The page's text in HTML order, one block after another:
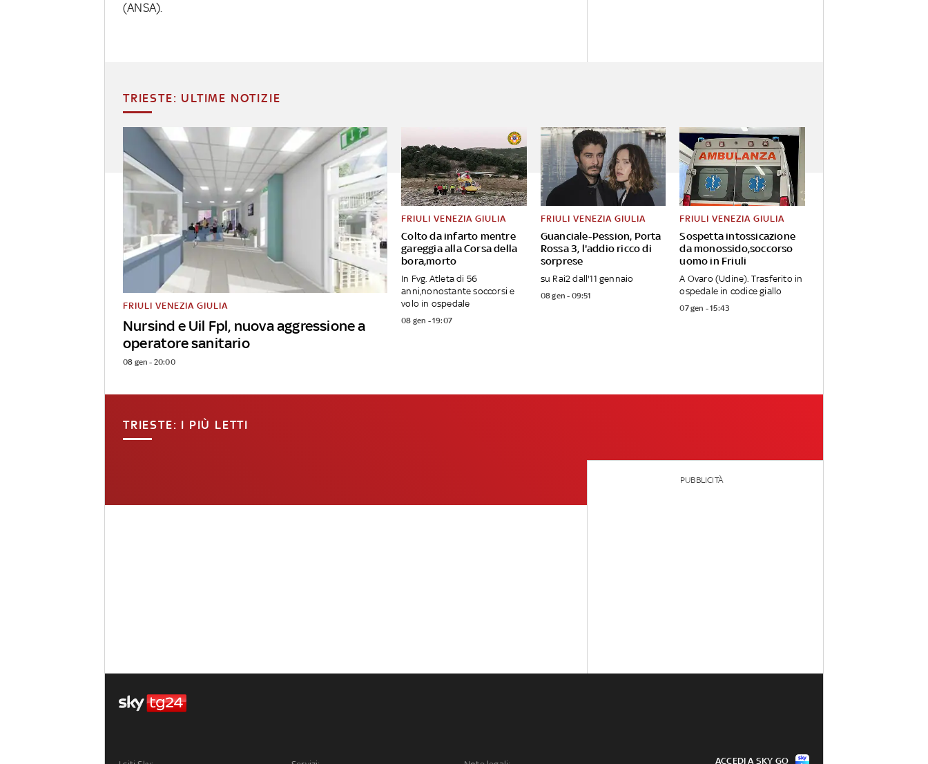
(ANSA).
TRIESTE: ULTIME NOTIZIE
Nursind e Uil Fpl, nuova aggressione a
operatore sanitario
FRIULI VENEZIA GIULIA
08 gen - 20:00
Colto da infarto mentre
gareggia alla Corsa della
bora,morto
FRIULI VENEZIA GIULIA
In Fvg. Atleta di 56
anni,nonostante soccorsi e
volo in ospedale
08 gen - 19:07
Guanciale-Pession, Porta
Rossa 3, l'addio ricco di
sorprese
FRIULI VENEZIA GIULIA
su Rai2 dall'11 gennaio
08 gen - 09:51
Sospetta intossicazione
da monossido,soccorso
uomo in Friuli
FRIULI VENEZIA GIULIA
A Ovaro (Udine). Trasferito in
ospedale in codice giallo
07 gen - 15:43
TRIESTE: I PIÙ LETTI
PUBBLICITÀ
ACCEDI A SKY GO